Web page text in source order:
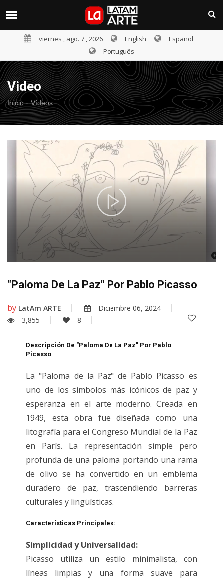
viernes , ago. 7 , 2026 English
Español
Português
Video
Inicio- Vídeos
"Paloma De La Paz" Por Pablo Picasso
by LatAm ARTE
Diciembre 06, 2024
3,855
8
Descripción De "Paloma De La Paz" Por Pablo
Picasso
La "Paloma de la Paz" de Pablo Picasso es
uno de los símbolos más icónicos de paz y
esperanza en el arte moderno. Creada en
1949, esta obra fue diseñada como una
litografía para el Congreso Mundial de la Paz
en París. La representación simple pero
profunda de una paloma portando una rama
de olivo se ha convertido en un emblema
duradero de paz, trascendiendo barreras
culturales y lingüísticas.
Características Principales:
Simplicidad y Universalidad:
Picasso utiliza un estilo minimalista, con
líneas limpias y una forma suave para